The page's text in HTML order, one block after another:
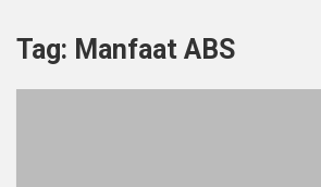
Tag: Manfaat ABS